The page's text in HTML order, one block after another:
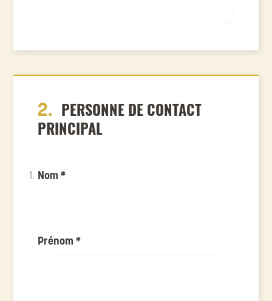
2.
PERSONNE DE CONTACT
PRINCIPAL
Nom *
Prénom *